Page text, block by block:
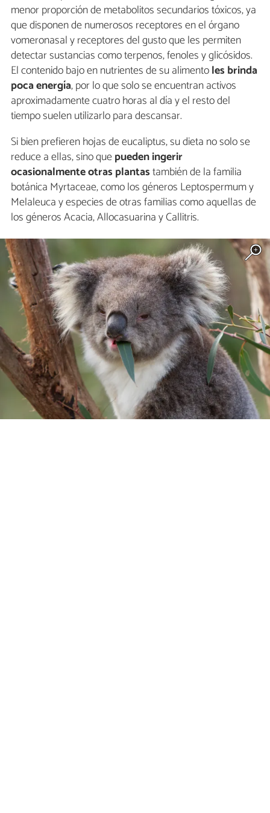
menor proporción de metabolitos secundarios tóxicos, ya
que disponen de numerosos receptores en el órgano
vomeronasal y receptores del gusto que les permiten
detectar sustancias como terpenos, fenoles y glicósidos.
El contenido bajo en nutrientes de su alimentoles brinda
poca energía, por lo que solo se encuentran activos
aproximadamente cuatro horas al día y el resto del
tiempo suelen utilizarlo para descansar.
Si bien prefieren hojas de eucaliptus, su dieta no solo se
reduce a ellas, sino quepueden ingerir
ocasionalmente otras plantastambién de la familia
botánica Myrtaceae, como los géneros Leptospermum y
Melaleuca y especies de otras familias como aquellas de
los géneros Acacia, Allocasuarina y Callitris.